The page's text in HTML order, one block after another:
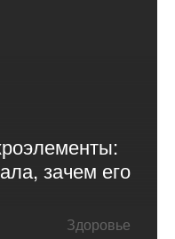
зачем его
Здоровье